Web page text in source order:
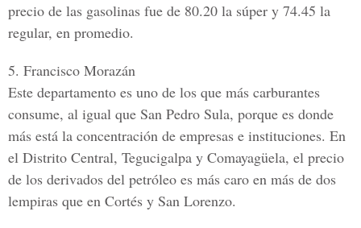
precio de las gasolinas fue de 80.20 la súper y 74.45 la
regular, en promedio.
5. Francisco Morazán
Este departamento es uno de los que más carburantes
consume, al igual que San Pedro Sula, porque es donde
más está la concentración de empresas e instituciones. En
el Distrito Central, Tegucigalpa y Comayagüela, el precio
de los derivados del petróleo es más caro en más de dos
lempiras que en Cortés y San Lorenzo.